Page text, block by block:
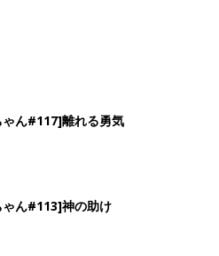
ん#117]離れる勇気
ん#113]神の助け